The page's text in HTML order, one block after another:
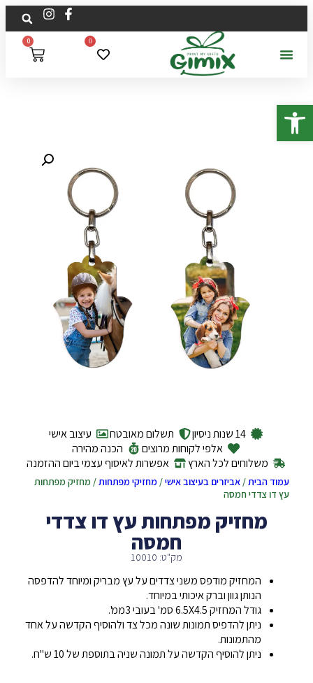
פתח סרגל נגישות
0
0
14 שנות ניסיון תשלום מאובטח
עיצוב אישי
אלפי לקוחות מרוצים
הכנה מהירה
משלוחים לכל הארץ
אפשרות לאיסוף עצמי ביום ההזמנה
עמוד הבית/אביזרים בעיצוב אישי/מחזיקי מפתחות/ מחזיק מפתחות
עץ דו צדדי חמסה
מחזיק מפתחות עץ דו צדדי
חמסה
מק"ט: 10010
המחזיק מודפס משני צדדים על עץ מבריק ומיוחד להדפסה
הנותן גוון וברק איכותי במיוחד.
גודל המחזיק 6.5X4.5 סמ' בעובי 3ממ'.
ניתן להדפיס תמונות שונה מכל צד ולהוסיף הקדשה על אחד
מהתמונות.
ניתן להוסיף הקדשה על תמונה שניה בתוספת של 10 ש"ח.